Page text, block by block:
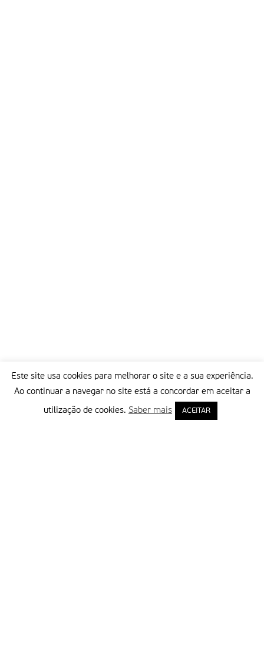
Este site usa cookies para melhorar o site e a sua experiência.
Ao continuar a navegar no site está a concordar em aceitar a
utilização de cookies. Saber mais ACEITAR